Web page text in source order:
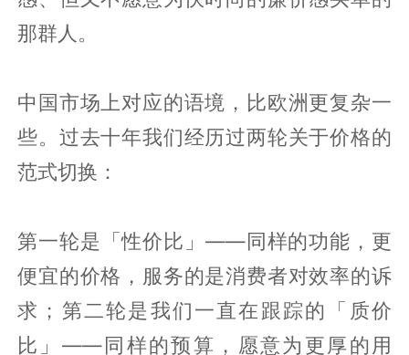
那群人。
中国市场上对应的语境，比欧洲更复杂一
些。过去十年我们经历过两轮关于价格的
范式切换：
第一轮是「性价比」——同样的功能，更
便宜的价格，服务的是消费者对效率的诉
求；第二轮是我们一直在跟踪的「质价
比」——同样的预算，愿意为更厚的用